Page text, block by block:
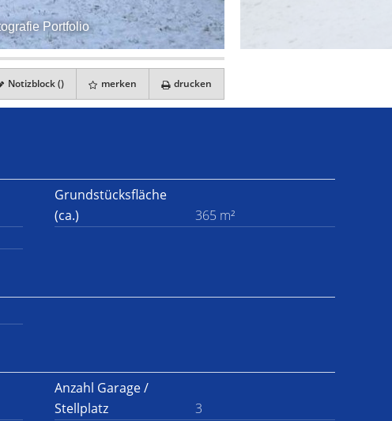
Portfolio
Notizblock () merken drucken
Grundstücksfläche
(ca.)
365 m²
Anzahl Garage /
Stellplatz
3